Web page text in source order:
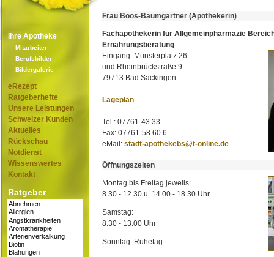
Ihre Apotheke
Mitarbeiter
Berufsbilder
Bildergalerie
eRezept
Ratgeberhefte
Unsere Leistungen
Schweizer Kunden
Aktuelles
Rückschau
Notdienst
Wissenswertes
Kontakt
Ratgeber
Frau Boos-Baumgartner (Apothekerin)
Fachapothekerin für Allgemeinpharmazie
Ernährungsberatung
Eingang: Münsterplatz 26
und Rheinbrückstraße 9
79713 Bad Säckingen
Lageplan
Tel.: 07761-43 33
Fax: 07761-58 60 6
eMail: stadt-apothekebs@t-online.de
Öffnungszeiten
Montag bis Freitag jeweils:
8.30 - 12.30 u. 14.00 - 18.30 Uhr
Samstag:
8.30 - 13.00 Uhr
Sonntag: Ruhetag